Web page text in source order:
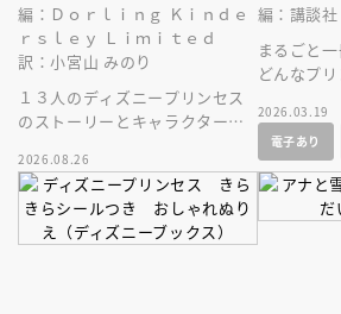
編：Ｄｏｒｌｉｎｇ Ｋｉｎｄｅ
ｒｓｌｅｙ Ｌｉｍｉｔｅｄ
訳：小宮山 みのり
１３人のディズニープリンセス
のストーリーとキャラクターに
鑑。豪華な保存版！
2026.08.26
編：講談社
まるごと
どんなプ
ど、ラプン
かる！
2026.03.19
電子あり